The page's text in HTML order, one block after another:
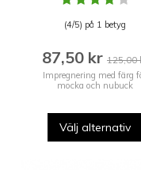
(4/5) på 1 betyg
87,50 kr 125,00
Impregnering med färg
mocka och nubuck
Välj alternativ